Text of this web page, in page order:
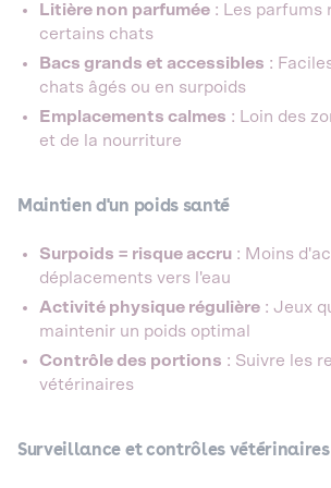
Litière non parfumée : Les parfums
certains chats
Bacs grands et accessibles :
chats âgés ou en surpoids
Emplacements calmes : Loin des
et de la nourriture
Maintien d'un poids santé
Surpoids = risque accru : Moins
déplacements vers l'eau
Activité physique régulière : Jeux
maintenir un poids optimal
Contrôle des portions : Suivre les
vétérinaires
Surveillance et contrôles vétérinaires